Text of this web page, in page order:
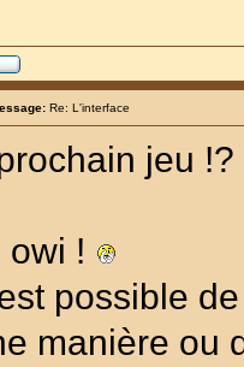
Re: L'interface
jeu !?
owi !
possible
manière ou